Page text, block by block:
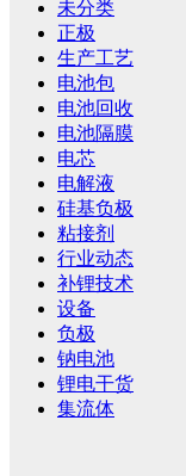
未分类
正极
生产工艺
电池包
电池回收
电池隔膜
电芯
电解液
硅基负极
粘接剂
行业动态
补锂技术
设备
负极
钠电池
锂电干货
集流体